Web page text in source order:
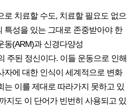
로 치료할 수도, 치료할 필요도 없으
특성을 있는 그대로 존중받아야 한
동(ARM)과 신경다양성
주된 정신이다. 이들 운동으로 인해
자에 대한 인식이 세계적으로 변화
는 이를 제대로 따라가지 못하고 있
지도 이 단어가 빈번히 사용되고 있